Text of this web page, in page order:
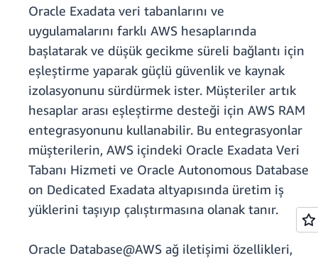
Oracle Exadata veri tabanlarını ve
uygulamalarını farklı AWS hesaplarında
başlatarak ve düşük gecikme süreli bağlantı için
eşleştirme yaparak güçlü güvenlik ve kaynak
izolasyonunu sürdürmek ister. Müşteriler artık
hesaplar arası eşleştirme desteği için AWS RAM
entegrasyonunu kullanabilir. Bu entegrasyonlar
müşterilerin, AWS içindeki Oracle Exadata Veri
Tabanı Hizmeti ve Oracle Autonomous Database
on Dedicated Exadata altyapısında üretim iş
yüklerini taşıyıp çalıştırmasına olanak tanır.
Oracle Database@AWS ağ iletişimi özellikleri,